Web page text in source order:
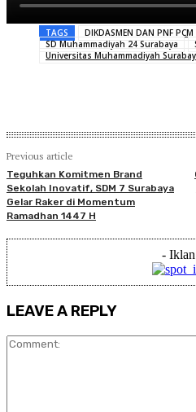
TAGS DIKDASMEN DAN PNF PCM
SD Muhammadiyah 24 Surabaya
Universitas Muhammadiyah
Previous article
Teguhkan Komitmen Brand
Sekolah Inovatif, SDM 7 Surabaya
Gelar Raker di Momentum
Ramadhan 1447 H
-
LEAVE A REPLY